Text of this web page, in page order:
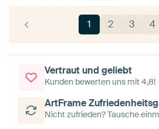
1 2 3 4
Vertraut und geliebt
Kunden bewerten uns mit 4,8!
ArtFrame
Nicht zufrieden? Tausche